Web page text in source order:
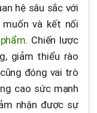
hệ sâu sắc với
và kết nối
. Chiến lược
giảm thiểu rào
đóng vai trò
cao sức mạnh
nhận được sự